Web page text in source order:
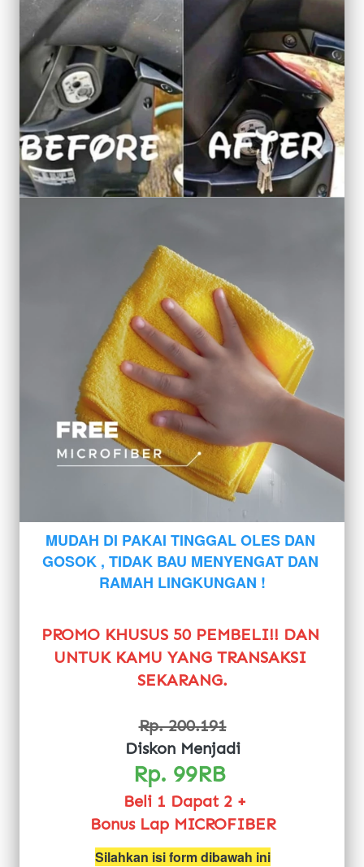
MUDAH DI PAKAI TINGGAL OLES DAN
GOSOK , TIDAK BAU MENYENGAT DAN
RAMAH LINGKUNGAN !
PROMO KHUSUS 50 PEMBELI!! DAN
UNTUK KAMU YANG TRANSAKSI
SEKARANG.
Rp. 200.191
Diskon Menjadi
Rp. 99RB
Beli 1 Dapat 2 +
Bonus Lap MICROFIBER
Silahkan isi form dibawah ini